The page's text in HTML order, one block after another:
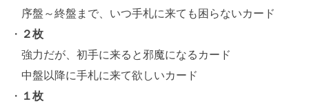
序盤～終盤まで、いつ手札に来ても困らないカード
・ ２枚
強力だが、初手に来ると邪魔になるカード
中盤以降に手札に来て欲しいカード
・ １枚